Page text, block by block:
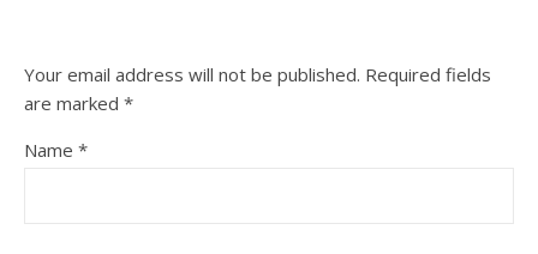
Your email address will not be published. Required fields
are marked *
Name *